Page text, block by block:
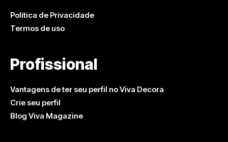
Política de Privacidade
Termos de uso
Profissional
Vantagens de ter seu perfil no Viva Decora
Crie seu perfil
Blog Viva Magazine